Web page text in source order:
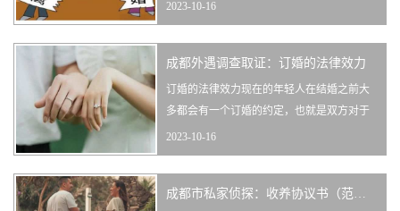
解的，那么办理协议离婚时应携带的材料？
为了帮助大家更好的了解相关法律知识，诉
宁网小编整理了相关的内容，我们一起来了
解一下吧。一、办理协议离婚时应携带的材
料（一）国内一方，应携带：1、本人的户···
2023-10-16
成都外遇调查取证：订婚的法律效力
订婚的法律效力现在的年轻人在结婚之前大
多都会有一个订婚的约定，也就是双方对于
结婚的约定。但是这个订婚只是一种约束究
竟在法律上是否是真实有效的呢，相信很多
人对于这个都是不清楚的。下面就让诉宁网
小编为大家带来订婚的法律效力的相关内
2023-10-16
成都市私家侦探：收养协议书（范本）